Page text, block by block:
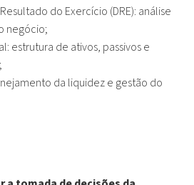
do Exercício (DRE): análise
negócio;
estrutura de ativos, passivos e
da liquidez e gestão do